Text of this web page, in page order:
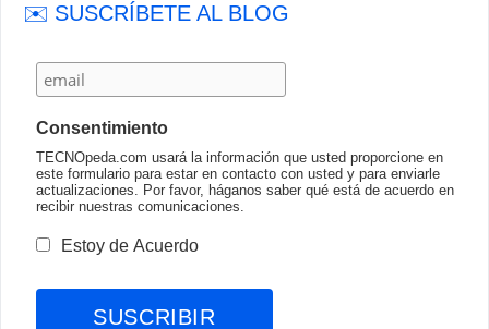
✉️ SUSCRÍBETE AL BLOG
Consentimiento
TECNOpeda.com usará la información que usted proporcione en
este formulario para estar en contacto con usted y para enviarle
actualizaciones. Por favor, háganos saber qué está de acuerdo en
recibir nuestras comunicaciones.
Estoy de Acuerdo